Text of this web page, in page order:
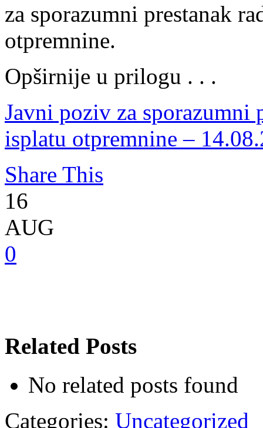
za sporazumni prestanak
otpremnine.
Opširnije u prilogu . . .
Javni poziv za sporazumni
isplatu otpremnine –
Share This
16
AUG
0
Related Posts
No related posts found
Categories: Uncategorized